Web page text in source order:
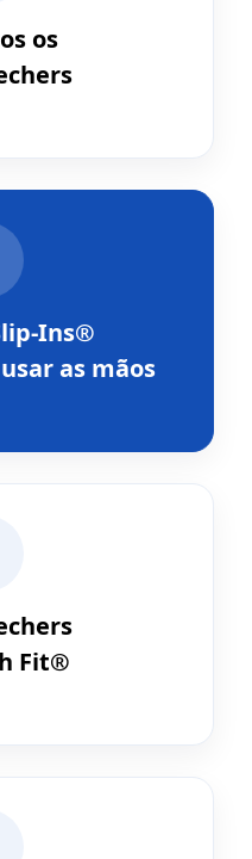
os
Ins®
as mãos
Fit®